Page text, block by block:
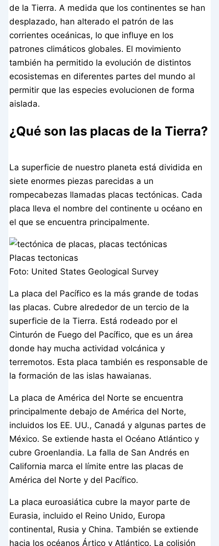
de la Tierra. A medida que los continentes se han
desplazado, han alterado el patrón de las
corrientes oceánicas, lo que influye en los
patrones climáticos globales. El movimiento
también ha permitido la evolución de distintos
ecosistemas en diferentes partes del mundo al
permitir que las especies evolucionen de forma
aislada.
¿Qué son las placas de la Tierra?
La superficie de nuestro planeta está dividida en
siete enormes piezas parecidas a un
rompecabezas llamadas placas tectónicas. Cada
placa lleva el nombre del continente u océano en
el que se encuentra principalmente.
Placas tectonicas
Foto: United States Geological Survey
La placa del Pacífico es la más grande de todas
las placas. Cubre alrededor de un tercio de la
superficie de la Tierra. Está rodeado por el
Cinturón de Fuego del Pacífico, que es un área
donde hay mucha actividad volcánica y
terremotos. Esta placa también es responsable de
la formación de las islas hawaianas.
La placa de América del Norte se encuentra
principalmente debajo de América del Norte,
incluidos los EE. UU., Canadá y algunas partes de
México. Se extiende hasta el Océano Atlántico y
cubre Groenlandia. La falla de San Andrés en
California marca el límite entre las placas de
América del Norte y del Pacífico.
La placa euroasiática cubre la mayor parte de
Eurasia, incluido el Reino Unido, Europa
continental, Rusia y China. También se extiende
hacia los océanos Ártico y Atlántico. La colisión